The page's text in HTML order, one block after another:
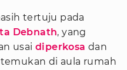
tertuju pada
Debnath, yang
usai diperkosa dan
di aula rumah